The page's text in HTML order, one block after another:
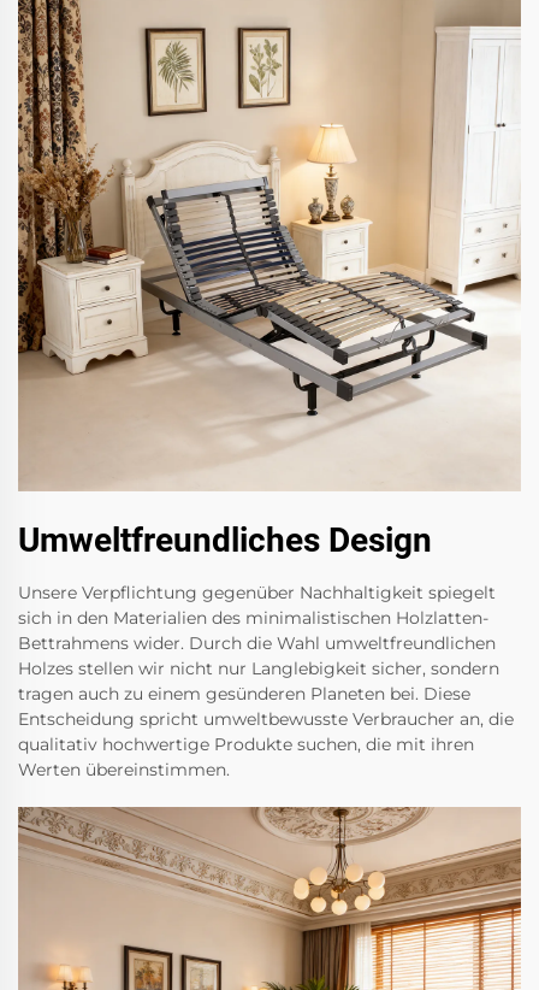
Umweltfreundliches Design
Unsere Verpflichtung gegenüber Nachhaltigkeit spiegelt
sich in den Materialien des minimalistischen Holzlatten-
Bettrahmens wider. Durch die Wahl umweltfreundlichen
Holzes stellen wir nicht nur Langlebigkeit sicher, sondern
tragen auch zu einem gesünderen Planeten bei. Diese
Entscheidung spricht umweltbewusste Verbraucher an, die
qualitativ hochwertige Produkte suchen, die mit ihren
Werten übereinstimmen.